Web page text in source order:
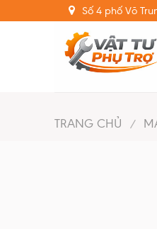
to
Số 4 phố Võ
TRANG CHỦ /